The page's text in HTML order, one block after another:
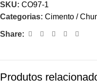
SKU: CO97-1
Categorias: Cimento /
Share:
Produtos